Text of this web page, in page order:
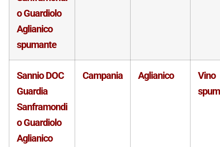
o Guardiolo
Aglianico
spumante
Sannio DOC
Guardia
Sanframondi
o Guardiolo
Aglianico
Campania Aglianico
Vino